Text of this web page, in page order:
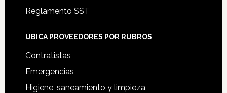
Reglamento SST
UBICA PROVEEDORES POR RUBROS
Contratistas
Emergencias
Higiene, saneamiento y limpieza